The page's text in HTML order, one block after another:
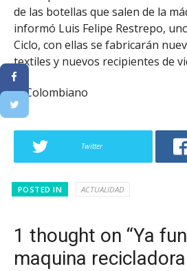
de las botellas que salen de la
informó Luis Felipe Restrepo,
Ciclo, con ellas se fabricarán
textiles y nuevos recipientes de
El Colombiano
Twitter
POSTED IN ACTUALIDAD
1 thought on “Ya
maquina